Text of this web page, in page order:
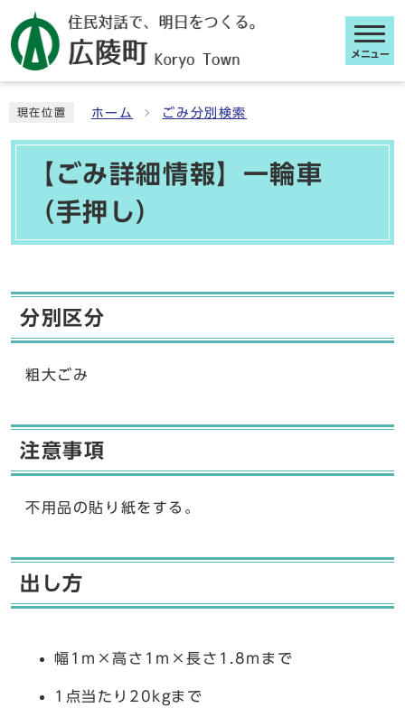
メニュー
現在位置 ホーム ごみ分別検索
【ごみ詳細情報】一輪車
（手押し）
分別区分
粗大ごみ
注意事項
不用品の貼り紙をする。
出し方
幅1m×高さ1m×長さ1.8mまで
1点当たり20kgまで